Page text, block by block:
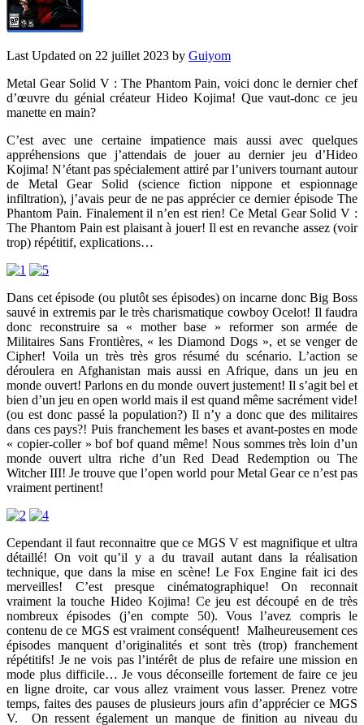
Last Updated on 22 juillet 2023 by Guiyom
Metal Gear Solid V : The Phantom Pain, voici donc le dernier chef
d’œuvre du génial créateur Hideo Kojima! Que vaut-donc ce jeu
manette en main?
C’est avec une certaine impatience mais aussi avec quelques
appréhensions que j’attendais de jouer au dernier jeu d’Hideo
Kojima! N’étant pas spécialement attiré par l’univers tournant autour
de Metal Gear Solid (science fiction nippone et espionnage
infiltration), j’avais peur de ne pas apprécier ce dernier épisode The
Phantom Pain. Finalement il n’en est rien! Ce Metal Gear Solid V :
The Phantom Pain est plaisant à jouer! Il est en revanche assez (voir
trop) répétitif, explications…
Dans cet épisode (ou plutôt ses épisodes) on incarne donc Big Boss
sauvé in extremis par le très charismatique cowboy Ocelot! Il faudra
donc reconstruire sa « mother base » reformer son armée de
Militaires Sans Frontières, « les Diamond Dogs », et se venger de
Cipher! Voila un très très gros résumé du scénario. L’action se
déroulera en Afghanistan mais aussi en Afrique, dans un jeu en
monde ouvert! Parlons en du monde ouvert justement! Il s’agit bel et
bien d’un jeu en open world mais il est quand même sacrément vide!
(ou est donc passé la population?) Il n’y a donc que des militaires
dans ces pays?! Puis franchement les bases et avant-postes en mode
« copier-coller » bof bof quand même! Nous sommes très loin d’un
monde ouvert ultra riche d’un Red Dead Redemption ou The
Witcher III! Je trouve que l’open world pour Metal Gear ce n’est pas
vraiment pertinent!
Cependant il faut reconnaitre que ce MGS V est magnifique et ultra
détaillé! On voit qu’il y a du travail autant dans la réalisation
technique, que dans la mise en scène! Le Fox Engine fait ici des
merveilles! C’est presque cinématographique! On reconnait
vraiment la touche Hideo Kojima! Ce jeu est découpé en de très
nombreux épisodes (j’en compte 50). Vous l’avez compris le
contenu de ce MGS est vraiment conséquent! Malheureusement ces
épisodes manquent d’originalités et sont très (trop) franchement
répétitifs! Je ne vois pas l’intérêt de plus de refaire une mission en
mode plus difficile… Je vous déconseille fortement de faire ce jeu
en ligne droite, car vous allez vraiment vous lasser. Prenez votre
temps, faites des pauses de plusieurs jours afin d’apprécier ce MGS
V. On ressent également un manque de finition au niveau du